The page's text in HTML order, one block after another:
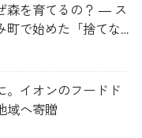
森を育てるの？ ― ス
町で始めた「捨てな
。イオンのフードド
域へ寄贈